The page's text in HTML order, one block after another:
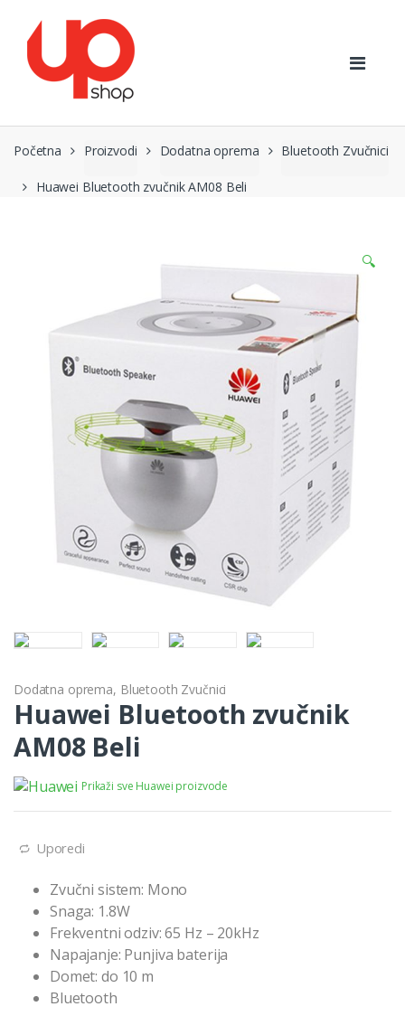
Početna Proizvodi Dodatna oprema Bluetooth Zvučnici
Huawei Bluetooth zvučnik AM08 Beli
🔍
Dodatna oprema, Bluetooth Zvučnici
Huawei Bluetooth zvučnik
AM08 Beli
Prikaži sve Huawei proizvode
Uporedi
Zvučni sistem: Mono
Snaga: 1.8W
Frekventni odziv: 65 Hz – 20kHz
Napajanje: Punjiva baterija
Domet: do 10 m
Bluetooth